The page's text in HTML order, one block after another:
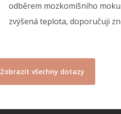
odběrem mozkomíšního
zvýšená teplota, doporučuji
Zobrazit všechny dotazy